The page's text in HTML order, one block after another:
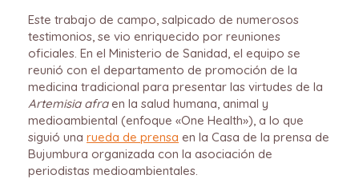
Este trabajo de campo, salpicado de numerosos
testimonios, se vio enriquecido por reuniones
oficiales. En el Ministerio de Sanidad, el equipo se
reunió con el departamento de promoción de la
medicina tradicional para presentar las virtudes de la
Artemisia afraen la salud humana, animal y
medioambiental (enfoque «One Health»), a lo que
siguió una rueda de prensa en la Casa de la prensa de
Bujumbura organizada con la asociación de
periodistas medioambientales.